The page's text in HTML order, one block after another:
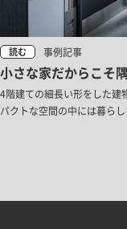
読む 事例記事
小さな家だからこそ
4階建ての細長い形をした建
パクトな空間の中には暮ら